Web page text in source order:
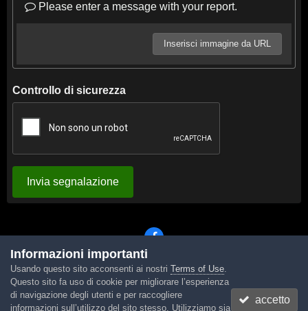
Please enter a message with your report.
Inserisci immagine da URL
Controllo di sicurezza
Invia segnalazione
Lingua Tema Contattaci Cookies
Powered by Invision Community
Informazioni importanti
Usando questo sito acconsenti ai nostri Terms of Use.
Questo sito fa uso di cookie per migliorare l’esperienza
di navigazione degli utenti e per raccogliere
informazioni sull’utilizzo del sito stesso. Utilizziamo sia
accetto